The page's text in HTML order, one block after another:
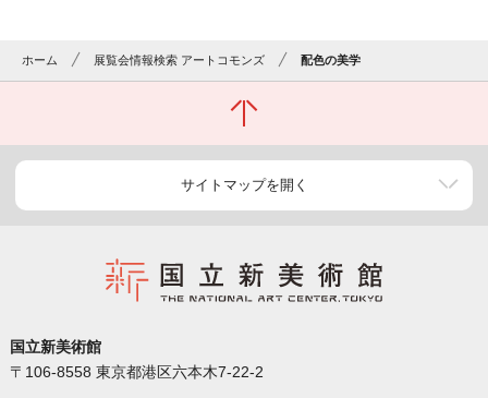
ホーム 展覧会情報検索 アートコモンズ 配色の美学
サイトマップを開く
国立新美術館
〒106-8558 東京都港区六本木7-22-2